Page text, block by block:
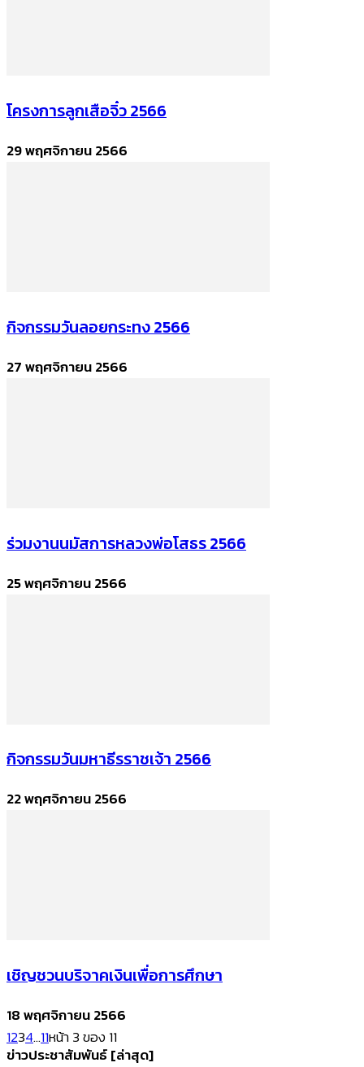
โครงการลูกเสือจิ๋ว 2566
29 พฤศจิกายน 2566
กิจกรรมวันลอยกระทง 2566
27 พฤศจิกายน 2566
ร่วมงานนมัสการหลวงพ่อโสธร 2566
25 พฤศจิกายน 2566
กิจกรรมวันมหาธีรราชเจ้า 2566
22 พฤศจิกายน 2566
เชิญชวนบริจาคเงินเพื่อการศึกษา
18 พฤศจิกายน 2566
1234...11หน้า 3 ของ 11
ข่าวประชาสัมพันธ์ [ล่าสุด]